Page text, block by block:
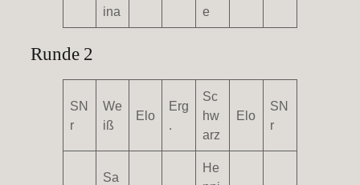
ina
e
Runde 2
SN
r
We
iß
Elo
Erg
.
Sc
hw
arz
Elo
SN
r
Sa
He